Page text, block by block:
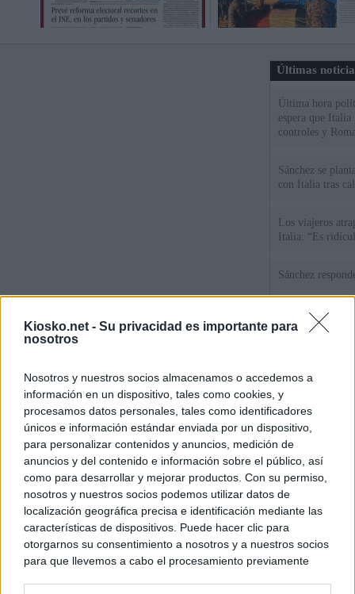
Kiosko.net - Su privacidad es importante para
nosotros
Nosotros y nuestros socios almacenamos o accedemos a
información en un dispositivo, tales como cookies, y
procesamos datos personales, tales como identificadores
únicos e información estándar enviada por un dispositivo,
para personalizar contenidos y anuncios, medición de
anuncios y del contenido e información sobre el público, así
como para desarrollar y mejorar productos. Con su permiso,
nosotros y nuestros socios podemos utilizar datos de
localización geográfica precisa e identificación mediante las
características de dispositivos. Puede hacer clic para
otorgarnos su consentimiento a nosotros y a nuestros socios
para que llevemos a cabo el procesamiento previamente
Últimas
Última hora
espera que
controles y
Sánchez se
con Italia tras
Los viajeros
Italia: “Es
Sánchez
El uso personal
Comunidad de
de Gran Vía
logró venderlo
© Kiosko.net Aviso Legal Privacidad y Cookies